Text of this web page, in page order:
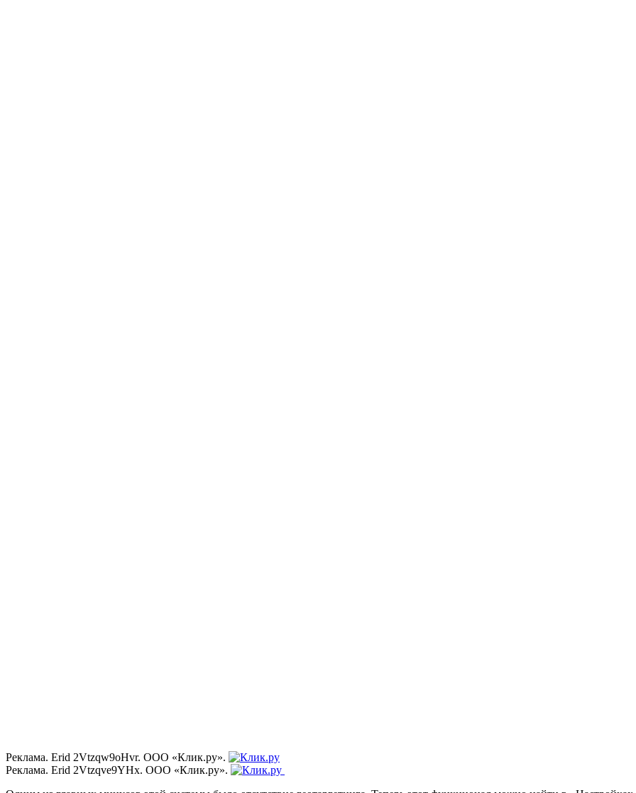
Реклама. Erid 2Vtzqw9oHvr. ООО «Клик.ру».
Реклама. Erid 2Vtzqve9YHx. ООО «Клик.ру».